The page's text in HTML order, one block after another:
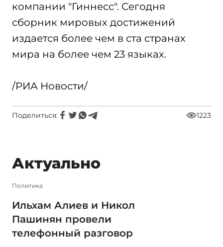
компании "Гиннесс". Сегодня
сборник мировых достижений
издается более чем в ста странах
мира на более чем 23 языках.
/РИА Новости/
Поделиться: 1223
Актуально
Политика
Ильхам Алиев и Никол
Пашинян провели
телефонный разговор